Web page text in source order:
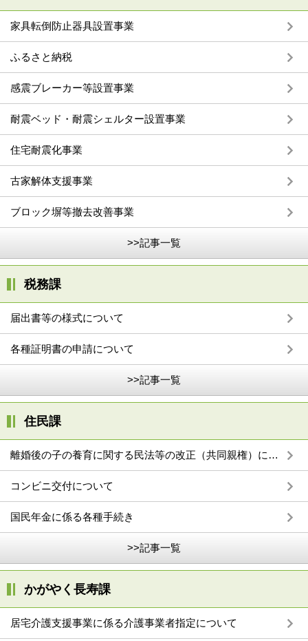
家具転倒防止器具設置事業
ふるさと納税
感震ブレーカー等設置事業
耐震ベッド・耐震シェルター設置事業
住宅耐震化事業
古家解体支援事業
ブロック塀等撤去改善事業
>>記事一覧
税務課
届出書等の様式について
各種証明書の申請について
>>記事一覧
住民課
離婚後の子の養育に関する民法等の改正（共同親権）について
コンビニ交付について
国民年金に係る各種手続き
>>記事一覧
かがやく長寿課
居宅介護支援事業に係る介護事業者指定について